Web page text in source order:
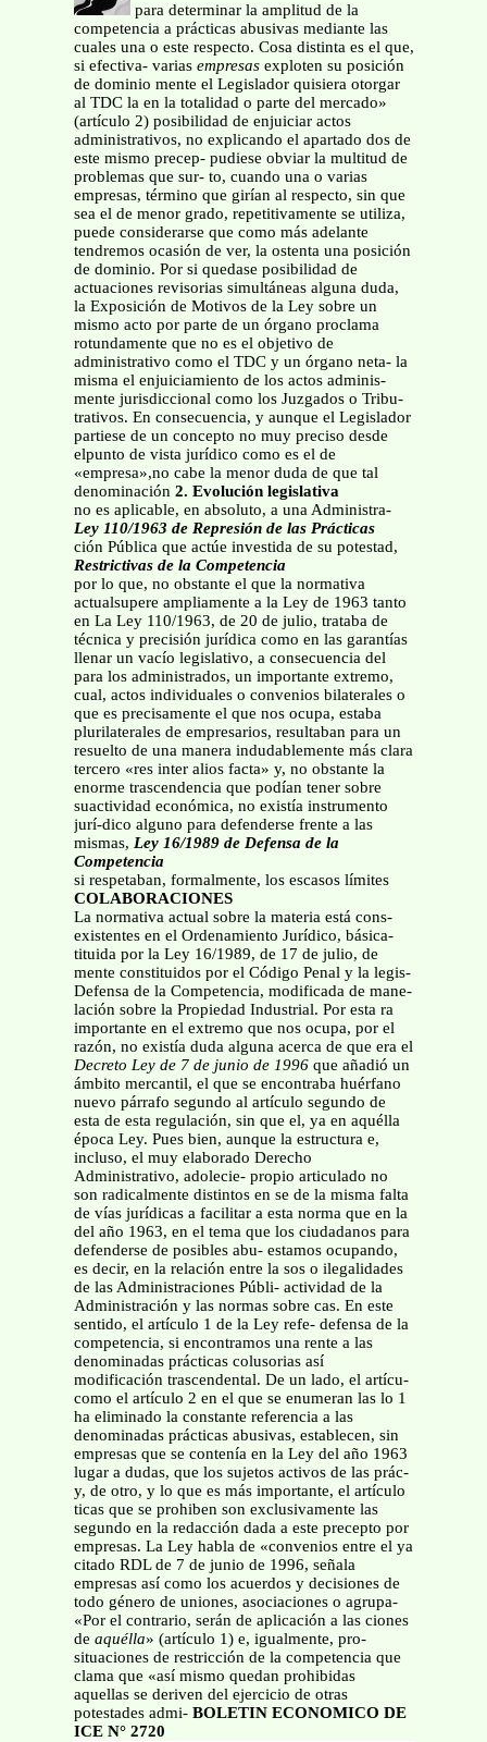
para determinar la amplitud de la
competencia a prácticas abusivas mediante las
cuales una o este respecto. Cosa distinta es el que,
si efectiva- varias empresas exploten su posición
de dominio mente el Legislador quisiera otorgar
al TDC la en la totalidad o parte del mercado»
(artículo 2) posibilidad de enjuiciar actos
administrativos, no explicando el apartado dos de
este mismo precep- pudiese obviar la multitud de
problemas que sur- to, cuando una o varias
empresas, término que girían al respecto, sin que
sea el de menor grado, repetitivamente se utiliza,
puede considerarse que como más adelante
tendremos ocasión de ver, la ostenta una posición
de dominio. Por si quedase posibilidad de
actuaciones revisorias simultáneas alguna duda,
la Exposición de Motivos de la Ley sobre un
mismo acto por parte de un órgano proclama
rotundamente que no es el objetivo de
administrativo como el TDC y un órgano neta- la
misma el enjuiciamiento de los actos adminis-
mente jurisdiccional como los Juzgados o Tribu-
trativos. En consecuencia, y aunque el Legislador
partiese de un concepto no muy preciso desde
elpunto de vista jurídico como es el de
«empresa»,no cabe la menor duda de que tal
denominación 2. Evolución legislativa
no es aplicable, en absoluto, a una Administra-
Ley 110/1963 de Represión de las Prácticas
ción Pública que actúe investida de su potestad,
Restrictivas de la Competencia
por lo que, no obstante el que la normativa
actualsupere ampliamente a la Ley de 1963 tanto
en La Ley 110/1963, de 20 de julio, trataba de
técnica y precisión jurídica como en las garantías
llenar un vacío legislativo, a consecuencia del
para los administrados, un importante extremo,
cual, actos individuales o convenios bilaterales o
que es precisamente el que nos ocupa, estaba
plurilaterales de empresarios, resultaban para un
resuelto de una manera indudablemente más clara
tercero «res inter alios facta» y, no obstante la
enorme trascendencia que podían tener sobre
suactividad económica, no existía instrumento
jurí-dico alguno para defenderse frente a las
mismas, Ley 16/1989 de Defensa de la
Competencia
si respetaban, formalmente, los escasos límites
COLABORACIONES
La normativa actual sobre la materia está cons-
existentes en el Ordenamiento Jurídico, básica-
tituida por la Ley 16/1989, de 17 de julio, de
mente constituidos por el Código Penal y la legis-
Defensa de la Competencia, modificada de mane-
lación sobre la Propiedad Industrial. Por esta ra
importante en el extremo que nos ocupa, por el
razón, no existía duda alguna acerca de que era el
Decreto Ley de 7 de junio de 1996 que añadió un
ámbito mercantil, el que se encontraba huérfano
nuevo párrafo segundo al artículo segundo de
esta de esta regulación, sin que el, ya en aquélla
época Ley. Pues bien, aunque la estructura e,
incluso, el muy elaborado Derecho
Administrativo, adolecie- propio articulado no
son radicalmente distintos en se de la misma falta
de vías jurídicas a facilitar a esta norma que en la
del año 1963, en el tema que los ciudadanos para
defenderse de posibles abu- estamos ocupando,
es decir, en la relación entre la sos o ilegalidades
de las Administraciones Públi- actividad de la
Administración y las normas sobre cas. En este
sentido, el artículo 1 de la Ley refe- defensa de la
competencia, si encontramos una rente a las
denominadas prácticas colusorias así
modificación trascendental. De un lado, el artícu-
como el artículo 2 en el que se enumeran las lo 1
ha eliminado la constante referencia a las
denominadas prácticas abusivas, establecen, sin
empresas que se contenía en la Ley del año 1963
lugar a dudas, que los sujetos activos de las prác-
y, de otro, y lo que es más importante, el artículo
ticas que se prohiben son exclusivamente las
segundo en la redacción dada a este precepto por
empresas. La Ley habla de «convenios entre el ya
citado RDL de 7 de junio de 1996, señala
empresas así como los acuerdos y decisiones de
todo género de uniones, asociaciones o agrupa-
«Por el contrario, serán de aplicación a las ciones
de aquélla» (artículo 1) e, igualmente, pro-
situaciones de restricción de la competencia que
clama que «así mismo quedan prohibidas
aquellas se deriven del ejercicio de otras
potestades admi- BOLETIN ECONOMICO DE
ICE N° 2720